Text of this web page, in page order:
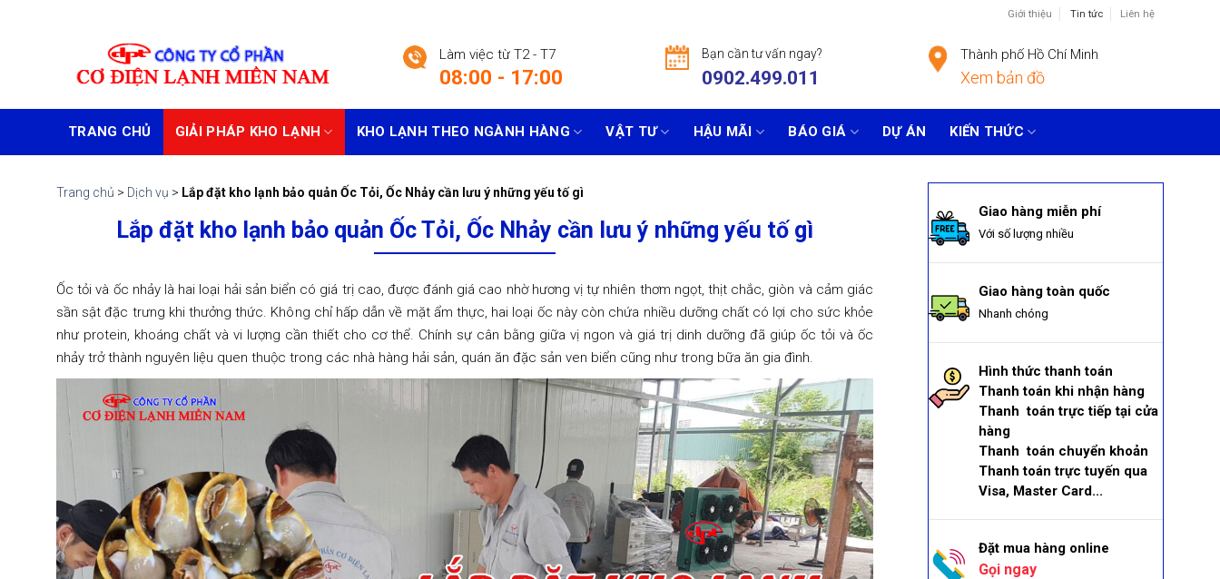
Giới thiệu Tin tức Liên hệ
Làm việc từ T2 - T7
08:00 - 17:00
Bạn cần tư vấn ngay?
0902.499.011
Thành phố Hồ Chí Minh
Xem bản đồ
TRANG CHỦ GIẢI PHÁP KHO LẠNH KHO LẠNH THEO NGÀNH HÀNG VẬT TƯ HẬU MÃI BÁO GIÁ DỰ ÁN KIẾN THỨC
Trang chủ > Dịch vụ > Lắp đặt kho lạnh bảo quản Ốc Tỏi, Ốc Nhảy cần lưu ý những yếu tố gì
Lắp đặt kho lạnh bảo quản Ốc Tỏi, Ốc Nhảy cần lưu ý những yếu tố gì
Ốc tỏi và ốc nhảy là hai loại hải sản biển có giá trị cao, được đánh giá cao nhờ hương vị tự nhiên thơm ngọt, thịt chắc, giòn và cảm giác
sần sật đặc trưng khi thưởng thức. Không chỉ hấp dẫn về mặt ẩm thực, hai loại ốc này còn chứa nhiều dưỡng chất có lợi cho sức khỏe
như protein, khoáng chất và vi lượng cần thiết cho cơ thể. Chính sự cân bằng giữa vị ngon và giá trị dinh dưỡng đã giúp ốc tỏi và ốc
nhảy trở thành nguyên liệu quen thuộc trong các nhà hàng hải sản, quán ăn đặc sản ven biển cũng như trong bữa ăn gia đình.
Giao hàng miễn phí
Với số lượng nhiều
Giao hàng toàn quốc
Nhanh chóng
Hình thức thanh toán
Thanh toán khi nhận hàng
Thanh toán trực tiếp tại cửa
hàng
Thanh toán chuyển khoản
Thanh toán trực tuyến qua
Visa, Master Card...
Đặt mua hàng online
Gọi ngay